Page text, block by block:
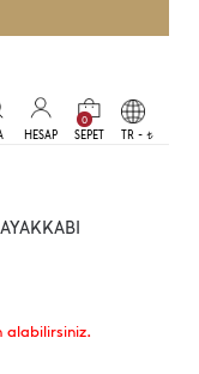
0
TR - t
alabilirsiniz.